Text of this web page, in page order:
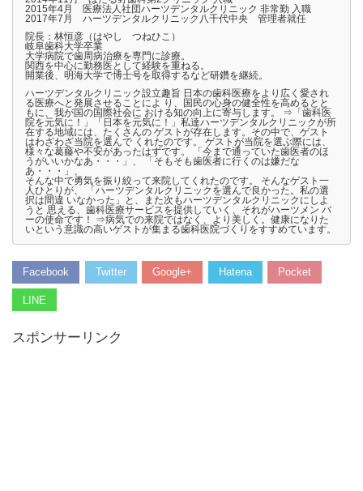
2015年4月 医療法人社団ハーツデンタルクリニック 非常勤 入職
2017年7月 ハーツデンタルクリニック八千代中央 管理者就任
院長：林恒彦（はやし つねひこ）
岐阜歯科大学卒業
大学病院で歯周病治療を専門に診療。
関西を中心に勤務医として経験を重ねる。
開業後、明海大学で博士号を取得するなど研鑽を継続。
ハーツデンタルクリニック設立趣旨 日本の歯科医療をより広く愛され
る医療へと発展させることによ り、国民の心身の健全性を高めるとと
もに、我が国の国際社会に おける知の向上に寄与します。 ⇒「歯科医
院を元気に！」「日本を元気に！」私達ハーツデンタルクリニックが所
在する地域には、たくさんの ゲストが存在します。その中で、ゲスト
はわざわざ当院を選んで くれたのです。 ゲストが当院を選ぶ際には、
様々な葛藤や不安があったはずです。 「今まで通っていた歯医者のほ
うがいいかなあ・・・」、 「そもそも歯医者に行くのは嫌だな
あ・・・」、
そんな中で勇気を振り絞って来院してくれたのです。 そんなゲスト一
人ひとりが、 「ハーツデンタルクリニックを選んで良かった。私の選
択は間違 いなかった」と、また次もハーツデンタルクリニックにしよ
うと 思える、歯科医療サービスを提供していく、それがハーツメン バ
ーの使命です！ ⇒病気での来院ではなく、より美しく。健康になりた
いという意識の高いゲストが集まる歯科医院づくりをすすめています。
Facebook Twitter Google+ Hatena Pocket
LINE
スポンサーリンク